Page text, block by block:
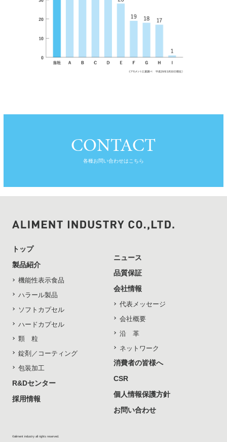
CONTACT
各種お問い合わせはこちら
トップ
製品紹介
機能性表示食品
ハラール製品
ソフトカプセル
ハードカプセル
顆 粒
錠剤／コーティング
包装加工
R&Dセンター
採用情報
ニュース
品質保証
会社情報
代表メッセージ
会社概要
沿 革
ネットワーク
消費者の皆様へ
CSR
個人情報保護方針
お問い合わせ
©aliment industry all rights reserved.